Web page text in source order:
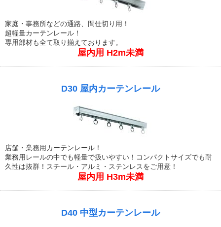
家庭・事務所などの通路、間仕切り用！
超軽量カーテンレール！
専用部材も全て取り揃えております。
屋内用 H2m未満
D30 屋内カーテンレール
店舗・業務用カーテンレール！
業務用レールの中でも軽量で扱いやすい！コンパクトサイズでも耐
久性は抜群！スチール・アルミ・ステンレスをご用意！
屋内用 H3m未満
D40 中型カーテンレール